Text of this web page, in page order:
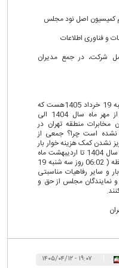
کمیسیون اصل نود مجلس
و فناوری اطلاعات
شرکت، در جمع مدیران
شرم آور و تاسف بار است امروز سه شنبه 19 خرداد 1405هست که
متأسفانه هنوز هم که فیش حقوقی از مهر ماه سال 1404 الی
1405 بازنشستگان مخابرات منطقه تهران در
نشده است چرا؟ جمعی از
نشدن کمک هزینه خوار بار
و سایر رفاهیات مناسبتی های از مهرماه سال 1404 تا اردیبهشت ماه
سال 1405 خود انتقاد کردند. تا این لحظه ( 06:02 روز سه شنبه 19
بار و سایر رفاهیات مناسبتی
و نمایندگان مجلس از حق و
۱۹:۰۷ - ۱۴۰۵/۰۴/۱۲